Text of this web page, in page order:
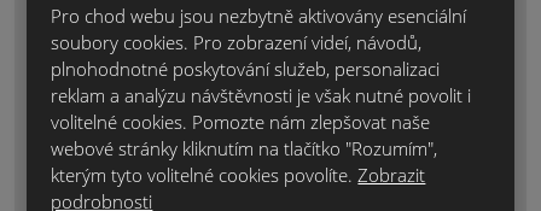
Položky označené hvězdičkou (*) jsou povinné.
Souhlasím se zpracovánímosobních údajů.
Text zprávy *
Pro chod webu jsou nezbytně aktivovány esenciální
soubory cookies. Pro zobrazení videí, návodů,
plnohodnotné poskytování služeb, personalizaci
reklam a analýzu návštěvnosti je však nutné povolit i
volitelné cookies. Pomozte nám zlepšovat naše
webové stránky kliknutím na tlačítko "Rozumím",
kterým tyto volitelné cookies povolíte. Zobrazit
podrobnosti